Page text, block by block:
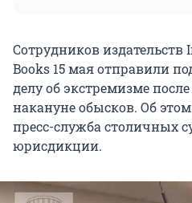
Сотрудников
Books 15 мая отправили
делу об экстремизме
накануне обысков. Об
пресс-служба столичных
юрисдикции.